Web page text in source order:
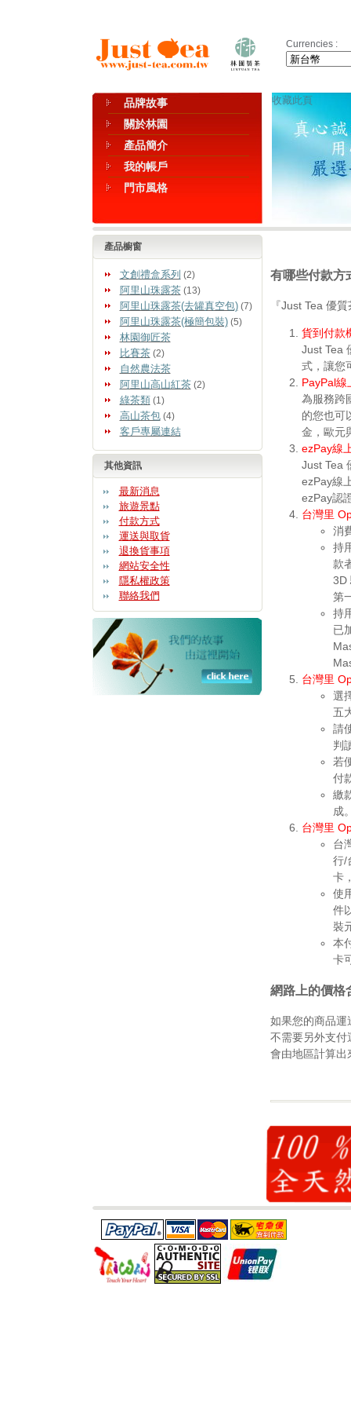
Currencies :
品牌故事
關於林園
產品簡介
我的帳戶
門市風格
收藏此頁
產品櫥窗
文創禮盒系列 (2)
阿里山珠露茶(13)
阿里山珠露茶(去罐真空包)(7)
阿里山珠露茶(極簡包裝)(5)
林園御匠茶
比賽茶(2)
自然農法茶
阿里山高山紅茶(2)
綠茶類 (1)
高山茶包(4)
客戶專屬連結
其他資訊
最新消息
旅遊景點
付款方式
運送與取貨
退換貨事項
網站安全性
隱私權政策
聯絡我們
有哪些付款方
『Just Tea 優
貨到付款
Just Tea
式，讓您
PayPal線
為服務跨
的您也可
金，歐元
ezPay線
Just Tea
ezPay線
ezPay認
台灣里
消
持
款
3D
第
持
已
台灣里
選
五
請
判
若
付
繳
成
台灣里
台
行/
卡
使
件
裝
本
卡
網路上的價格
如果您的商品運
不需要另外支付
會由地區計算出